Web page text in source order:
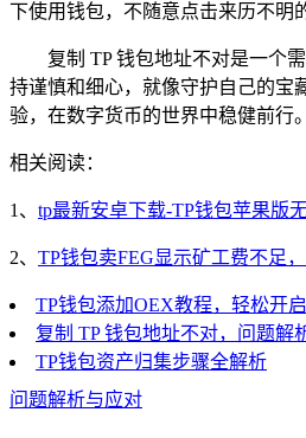
下使用钱包，不随意点击来历不明
复制 TP 钱包地址不对是一个
持谨慎和细心，就像守护自己的宝
验，在数字货币的世界中稳健前行。
相关阅读：
1、 tp最新安卓下载-TP钱包苹果版
2、 TP钱包卖FEG显示矿工费不足
TP钱包添加OEX教程，轻松开
复制 TP 钱包地址不对，问题解
TP钱包资产归集步骤全解析
问题解析与应对